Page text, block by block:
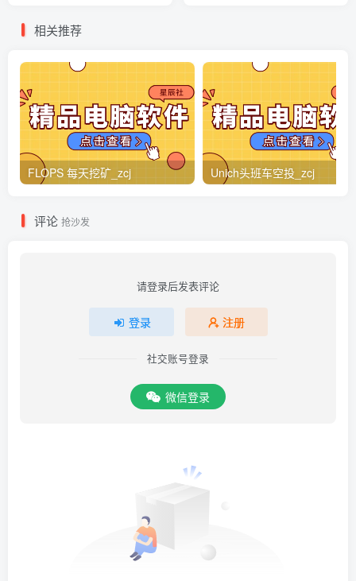
相关推荐
FLOPS 每天挖矿_zcj Unich头班车空投_zcj
评论 抢沙发
请登录后发表评论
登录 注册
社交账号登录
微信登录